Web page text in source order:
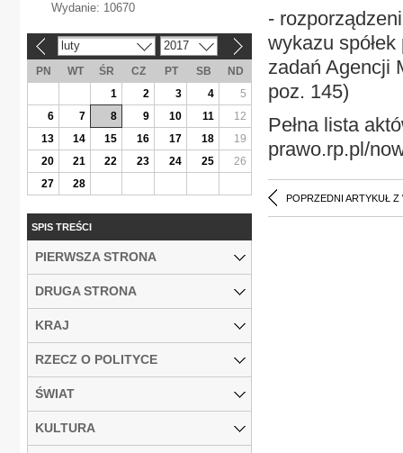
-
wykazu
zadań Agencji
poz. 145)
Pełna lista
prawo.rp.pl/
POPRZEDNI ARTYKUŁ Z
Wydanie: 10670
luty 2017
PN WT ŚR CZ PT SB
ND
1
2 3 4
5
6
7 8 9 10 11
12
13
14 15 16 17 18
19
20
21 22 23 24 25
26
27
28
SPIS TREŚCI
PIERWSZA STRONA
DRUGA STRONA
KRAJ
RZECZ O POLITYCE
ŚWIAT
KULTURA